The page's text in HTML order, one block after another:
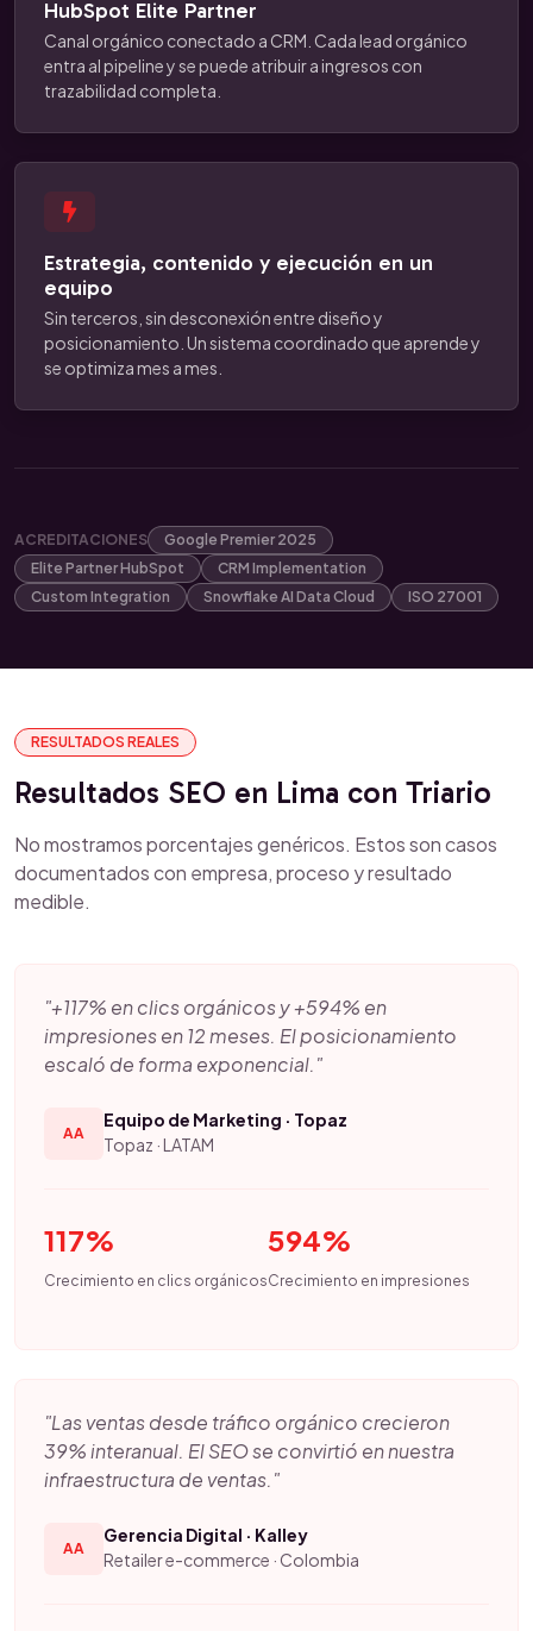
HubSpot Elite Partner
Canal orgánico conectado a CRM. Cada lead orgánico
entra al pipeline y se puede atribuir a ingresos con
trazabilidad completa.
Estrategia, contenido y ejecución en un
equipo
Sin terceros, sin desconexión entre diseño y
posicionamiento. Un sistema coordinado que aprende y
se optimiza mes a mes.
ACREDITACIONES
Google Premier 2025
Elite Partner HubSpot
CRM Implementation
Custom Integration
Snowflake AI Data Cloud ISO 27001
RESULTADOS REALES
Resultados SEO en Lima con Triario
No mostramos porcentajes genéricos. Estos son casos
documentados con empresa, proceso y resultado
medible.
"+117% en clics orgánicos y +594% en
impresiones en 12 meses. El posicionamiento
escaló de forma exponencial."
AA
Equipo de Marketing · Topaz
Topaz · LATAM
117%
Crecimiento en clics orgánicos
594%
Crecimiento en impresiones
"Las ventas desde tráfico orgánico crecieron
39% interanual. El SEO se convirtió en nuestra
infraestructura de ventas."
AA
Gerencia Digital · Kalley
Retailer e-commerce · Colombia